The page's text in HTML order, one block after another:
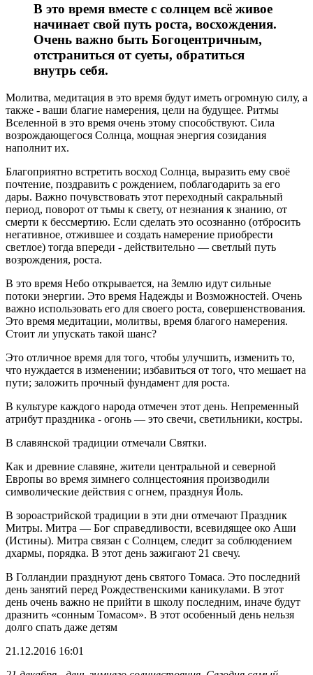
В это время вместе с солнцем всё живое
начинает свой путь роста, восхождения.
Очень важно быть Богоцентричным,
отстраниться от суеты, обратиться
внутрь себя.
Молитва, медитация в это время будут иметь огромную силу, а
также - ваши благие намерения, цели на будущее. Ритмы
Вселенной в это время очень этому способствуют. Сила
возрождающегося Солнца, мощная энергия созидания
наполнит их.
Благоприятно встретить восход Солнца, выразить ему своё
почтение, поздравить с рождением, поблагодарить за его
дары. Важно почувствовать этот переходный сакральный
период, поворот от тьмы к свету, от незнания к знанию, от
смерти к бессмертию. Если сделать это осознанно (отбросить
негативное, отжившее и создать намерение приобрести
светлое) тогда впереди - действительно — светлый путь
возрождения, роста.
В это время Небо открывается, на Землю идут сильные
потоки энергии. Это время Надежды и Возможностей. Очень
важно использовать его для своего роста, совершенствования.
Это время медитации, молитвы, время благого намерения.
Стоит ли упускать такой шанс?
Это отличное время для того, чтобы улучшить, изменить то,
что нуждается в изменении; избавиться от того, что мешает на
пути; заложить прочный фундамент для роста.
В культуре каждого народа отмечен этот день. Непременный
атрибут праздника - огонь — это свечи, светильники, костры.
В славянской традиции отмечали Святки.
Как и древние славяне, жители центральной и северной
Европы во время зимнего солнцестояния производили
символические действия с огнем, празднуя Йоль.
В зороастрийской традиции в эти дни отмечают Праздник
Митры. Митра — Бог справедливости, всевидящее око Аши
(Истины). Митра связан с Солнцем, следит за соблюдением
дхармы, порядка. В этот день зажигают 21 свечу.
В Голландии празднуют день святого Томаса. Это последний
день занятий перед Рождественскими каникулами. В этот
день очень важно не прийти в школу последним, иначе будут
дразнить «сонным Томасом». В этот особенный день нельзя
долго спать даже детям
21.12.2016 16:01